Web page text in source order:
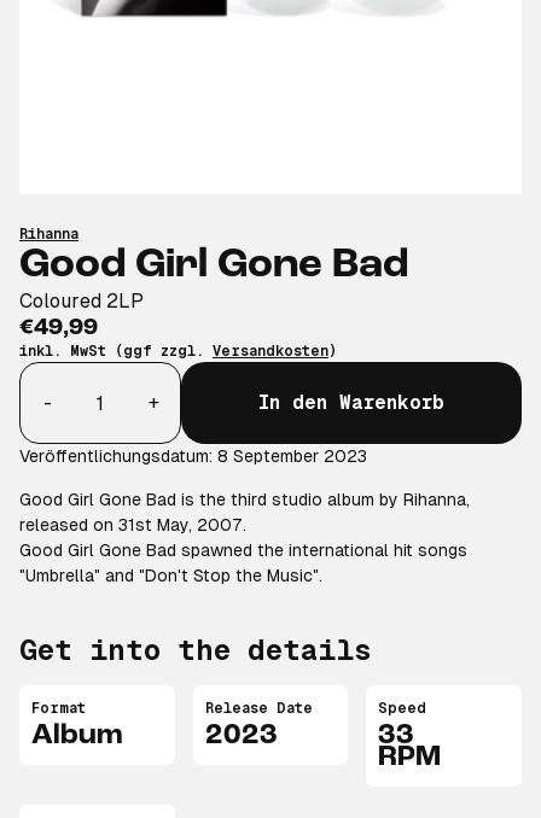
Rihanna
Good Girl Gone Bad
Coloured 2LP
€49,99
inkl. MwSt (ggf zzgl. Versandkosten)
Anzahl
-
+ In den Warenkorb
Veröffentlichungsdatum: 8 September 2023
Good Girl Gone Bad is the third studio album by Rihanna,
released on 31st May, 2007.
Good Girl Gone Bad spawned the international hit songs
"Umbrella" and "Don't Stop the Music".
Get into the details
Format
Album
Release Date
2023
Speed
33
RPM